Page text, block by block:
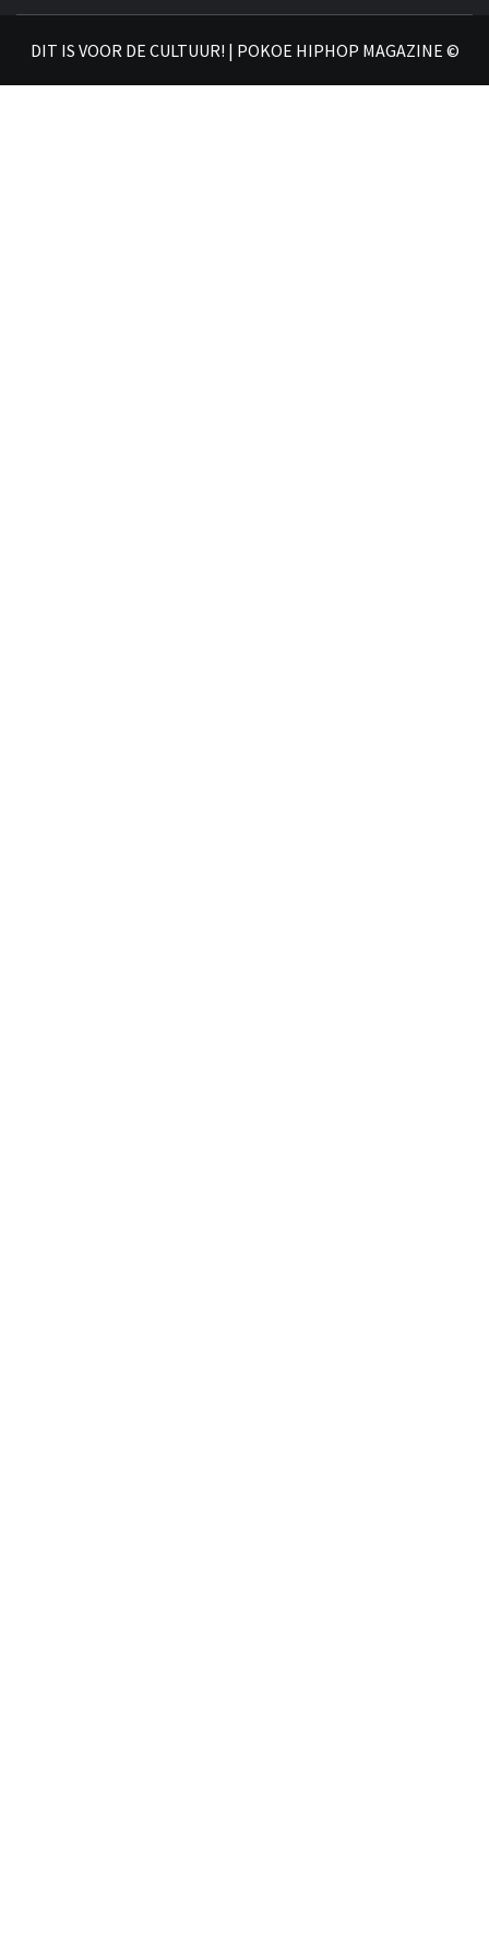
DIT IS VOOR DE CULTUUR! | POKOE HIPHOP MAGAZINE ©